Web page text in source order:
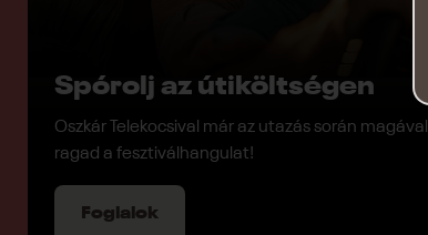
Spórolj az útiköltségen
Oszkár Telekocsival már az utazás során magával
ragad a fesztiválhangulat!
Foglalok